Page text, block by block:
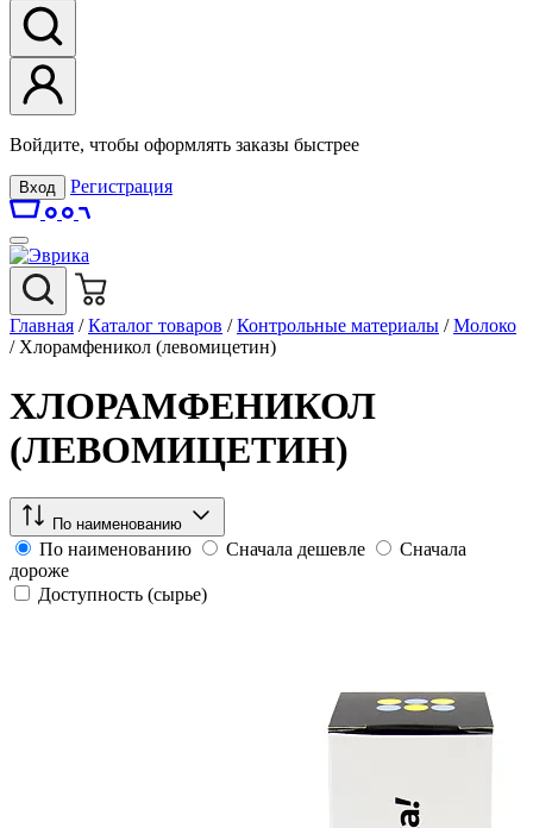
Войдите, чтобы оформлять заказы быстрее
Вход Регистрация
Главная / Каталог товаров / Контрольные материалы / Молоко
/ Хлорамфеникол (левомицетин)
ХЛОРАМФЕНИКОЛ
(ЛЕВОМИЦЕТИН)
По наименованию
По наименованию Сначала дешевле
Сначала
дороже
Доступность (сырье)